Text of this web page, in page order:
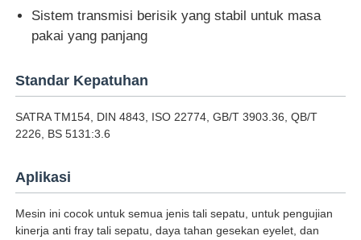
Mesin pengujian universal
Mesin Uji Dampak
mesin pengujian abrasi
peralatan pengujian karet
Sistem transmisi berisik yang stabil untuk masa
pakai yang panjang
Standar Kepatuhan
SATRA TM154, DIN 4843, ISO 22774, GB/T 3903.36, QB/T
2226, BS 5131:3.6
Aplikasi
Mesin ini cocok untuk semua jenis tali sepatu, untuk pengujian
kinerja anti fray tali sepatu, daya tahan gesekan eyelet, dan